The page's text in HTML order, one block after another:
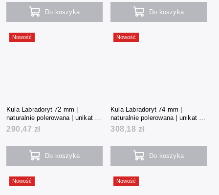
Do koszyka Do koszyka
Nowość
Kula Labradoryt 72 mm |
naturalnie polerowana | unikat |
544 g | Madagaskar
290,47 zł
Do koszyka
Nowość
Kula Labradoryt 74 mm |
naturalnie polerowana | unikat |
580 g | Madagaskar
308,18 zł
Do koszyka
Nowość Nowość